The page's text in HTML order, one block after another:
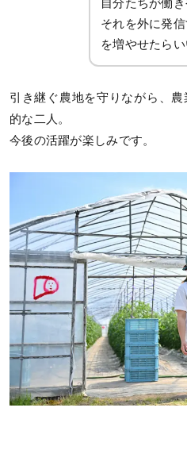
それを外に発
を増やせたらい
引き継ぐ農地を守りながら、
的な二人。
今後の活躍が楽しみです。